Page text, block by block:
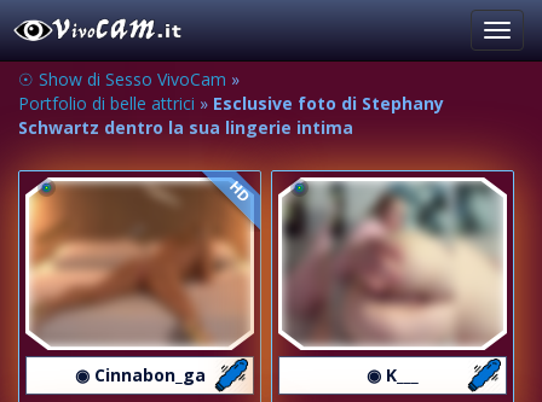
☉ Show di Sesso VivoCam »
Portfolio di belle attrici » Esclusive foto di Stephany
Schwartz dentro la sua lingerie intima
HD
◉ Cinnabon_ga
◉ K___